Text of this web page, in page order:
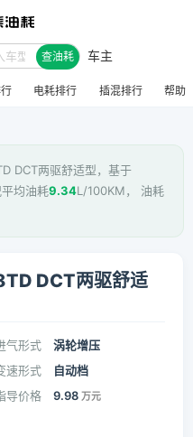
查油耗 车主
电耗排行 插混排行 帮助
DCT两驱舒适型，基于
均油耗9.34L/100KM， 油耗
DCT两驱舒适
气形式
涡轮增压
速形式
自动档
导价格 9.98 万元